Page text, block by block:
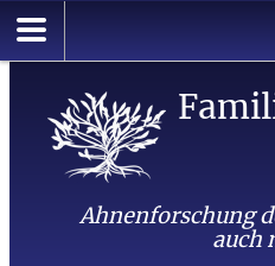
Ahnenforschung
auch